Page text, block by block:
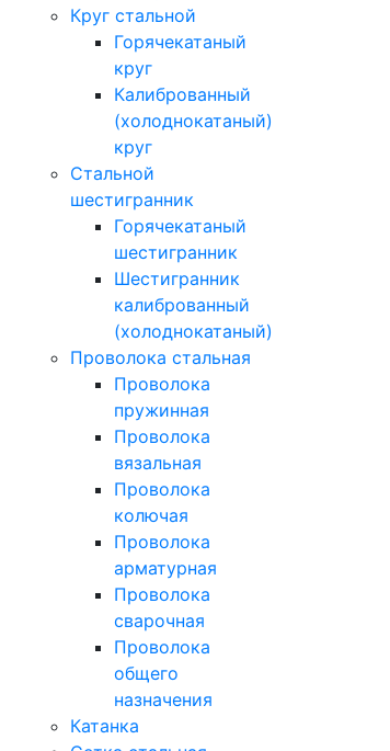
Круг стальной
Горячекатаный
круг
Калиброванный
(холоднокатаный)
круг
Стальной
шестигранник
Горячекатаный
шестигранник
Шестигранник
калиброванный
(холоднокатаный)
Проволока стальная
Проволока
пружинная
Проволока
вязальная
Проволока
колючая
Проволока
арматурная
Проволока
сварочная
Проволока
общего
назначения
Катанка